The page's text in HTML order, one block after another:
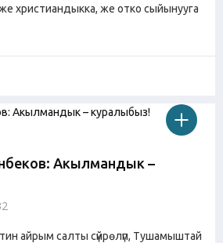
христиандыкка, же отко сыйынууга
Акылмандык –
айрым салты сүйрөлүп, Тушамыштай